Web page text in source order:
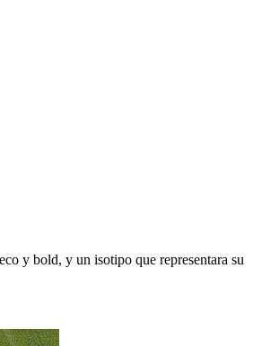
y bold, y un isotipo que representara su